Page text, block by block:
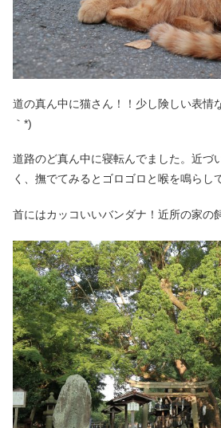
道の真ん中に猫さん！！少し険しい表情
｀*)
道路のど真ん中に寝転んでました。近づ
く、撫でてみるとゴロゴロと喉を鳴らし
首にはカッコいいバンダナ！近所の家の